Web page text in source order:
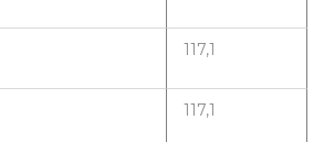
117,1
117,1